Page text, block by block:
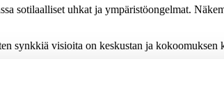
sotilaalliset uhkat ja ympäristöongelmat.
synkkiä visioita on keskustan ja kokoomuksen
vuotta aiemmin SDP:n ja vihreiden